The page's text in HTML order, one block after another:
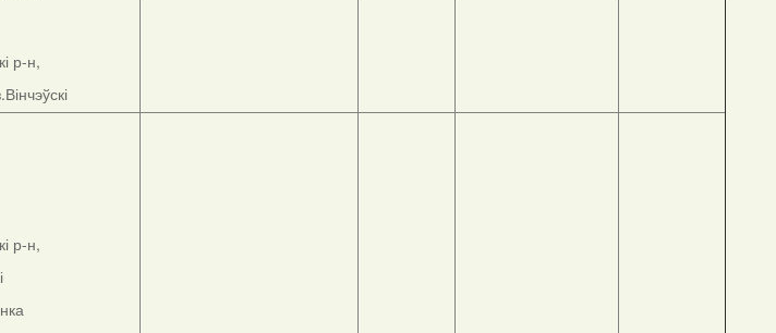
р-н,
р-н,